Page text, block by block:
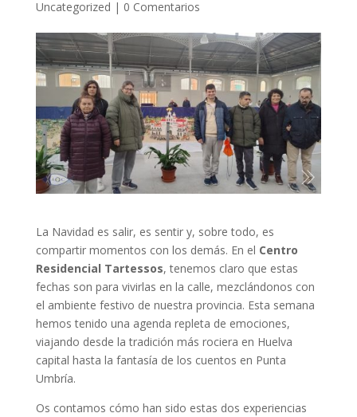
Uncategorized | 0 Comentarios
La Navidad es salir, es sentir y, sobre todo, es
compartir momentos con los demás. En el Centro
Residencial Tartessos, tenemos claro que estas
fechas son para vivirlas en la calle, mezclándonos con
el ambiente festivo de nuestra provincia. Esta semana
hemos tenido una agenda repleta de emociones,
viajando desde la tradición más rociera en Huelva
capital hasta la fantasía de los cuentos en Punta
Umbría.
Os contamos cómo han sido estas dos experiencias